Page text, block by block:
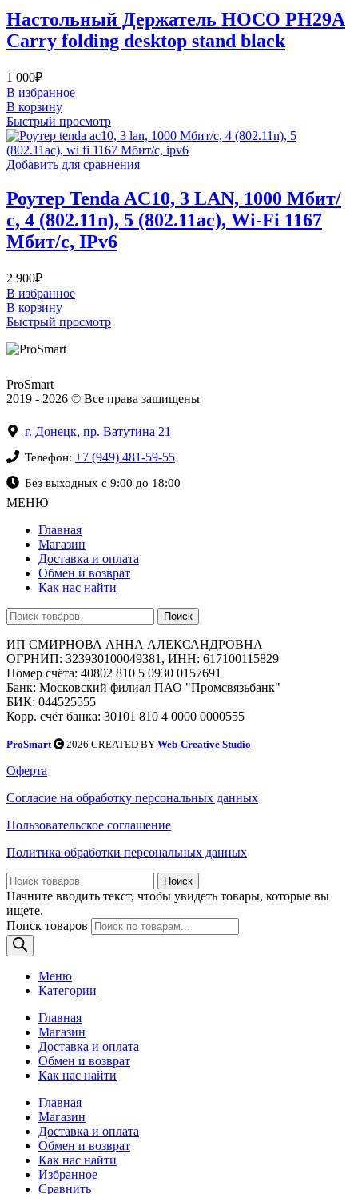
Настольный Держатель HOCO PH29A
Carry folding desktop stand black
1 000₽
В избранное
В корзину
Быстрый просмотр
Добавить для сравнения
Роутер Tenda AC10, 3 LAN, 1000 Мбит/
с, 4 (802.11n), 5 (802.11ac), Wi-Fi 1167
Мбит/с, IPv6
2 900₽
В избранное
В корзину
Быстрый просмотр
ProSmart
2019 - 2026 © Все права защищены
г. Донецк, пр. Ватутина 21
Телефон: +7 (949) 481-59-55
Без выходных с 9:00 до 18:00
МЕНЮ
Главная
Магазин
Доставка и оплата
Обмен и возврат
Как нас найти
Поиск
ИП СМИРНОВА АННА АЛЕКСАНДРОВНА
ОГРНИП: 323930100049381, ИНН: 617100115829
Номер счёта: 40802 810 5 0930 0157691
Банк: Московский филиал ПАО "Промсвязьбанк"
БИК: 044525555
Корр. счёт банка: 30101 810 4 0000 0000555
ProSmart 2026 CREATED BY Web-Creative Studio
Оферта
Согласие на обработку персональных данных
Пользовательское соглашение
Политика обработки персональных данных
Поиск
Начните вводить текст, чтобы увидеть товары, которые вы
ищете.
Поиск товаров
Меню
Категории
Главная
Магазин
Доставка и оплата
Обмен и возврат
Как нас найти
Главная
Магазин
Доставка и оплата
Обмен и возврат
Как нас найти
Избранное
Сравнить